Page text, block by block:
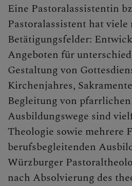
Eine Pastoralassistentin
Pastoralassistent hat
Betätigungsfelder:
Angeboten für
Gestaltung von
Kirchenjahres,
Begleitung von
Ausbildungswege sind
Theologie sowie mehrere
berufsbegleitenden
Würzburger
nach Absolvierung des